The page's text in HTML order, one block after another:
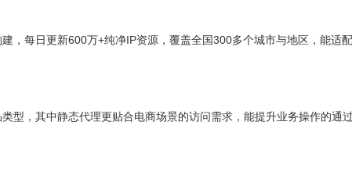
，每日更新600万+纯净IP资源，覆盖全国300多个城市与地区，能适
型，其中静态代理更贴合电商场景的访问需求，能提升业务操作的通